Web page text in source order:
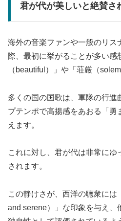
君が代が美しいと絶賛さ
海外の音楽ファンや一般のリス
際、最初に挙がることが多い感
（beautiful）」や「荘厳（
多くの国の国歌は、軍隊の行進
プテンポで高揚感をあおる「勇
えます。
これに対し、君が代は非常にゆ
されます。
この静けさが、西洋の聴衆には
and serene）」な印象を与え、